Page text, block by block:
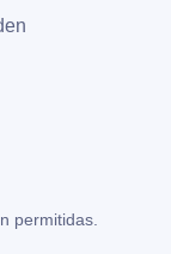
permitidas.